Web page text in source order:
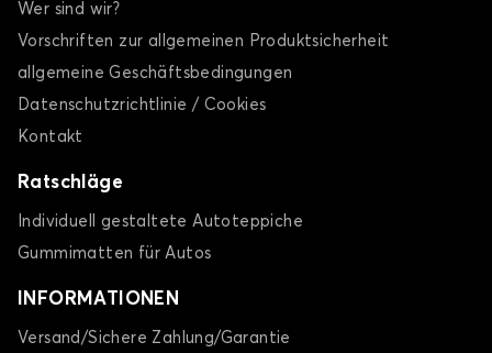
Wer sind wir?
Vorschriften zur allgemeinen Produktsicherheit
allgemeine Geschäftsbedingungen
Datenschutzrichtlinie / Cookies
Kontakt
Ratschläge
Individuell gestaltete Autoteppiche
Gummimatten für Autos
INFORMATIONEN
Versand/Sichere Zahlung/Garantie